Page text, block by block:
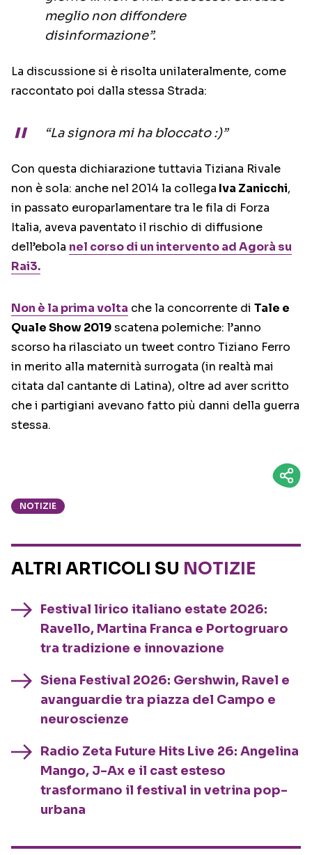
meglio non diffondere
disinformazione”.
La discussione si è risolta unilateralmente, come
raccontato poi dalla stessa Strada:
“La signora mi ha bloccato :)”
Con questa dichiarazione tuttavia Tiziana Rivale
non è sola: anche nel 2014 la collega Iva Zanicchi,
in passato europarlamentare tra le fila di Forza
Italia, aveva paventato il rischio di diffusione
dell’ebola nel corso di un intervento ad Agorà su
Rai3.
Non è la prima volta che la concorrente di Tale e
Quale Show 2019scatena polemiche: l’anno
scorso ha rilasciato un tweet contro Tiziano Ferro
in merito alla maternità surrogata (in realtà mai
citata dal cantante di Latina), oltre ad aver scritto
che i partigiani avevano fatto più danni della guerra
stessa.
NOTIZIE
ALTRI ARTICOLI SU NOTIZIE
Festival lirico italiano estate 2026:
Ravello, Martina Franca e Portogruaro
tra tradizione e innovazione
Siena Festival 2026: Gershwin, Ravel e
avanguardie tra piazza del Campo e
neuroscienze
Radio Zeta Future Hits Live 26: Angelina
Mango, J-Ax e il cast esteso
trasformano il festival in vetrina pop-
urbana